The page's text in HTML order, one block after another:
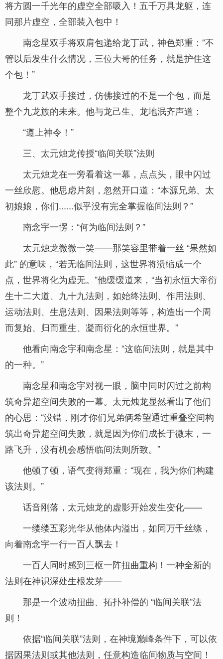
将方圆一千光年的虚空全部吸入！五千万具龙躯，连
同那片虚空，全部装入包中！
南念星双手将双肩包递给龙丁武，神色郑重：“不
管以后发生什么情况，三位大哥的任务，就是护住这
个包！”
龙丁武双手接过，仿佛接过的不是一个包，而是
整个九龙族的未来。他与龙己生、龙地泯齐声道：
“遵上神令！”
三、太元烛龙传授“临间关联”法则
太元烛龙在一旁看着这一幕，点点头，眼中闪过
一丝欣慰。他思虑片刻，忽然开口道：“本源兄弟、太
初娘娘，你们......似乎没有完全掌握临间法则？”
南念宇一愣：“何为临间法则？”
太元烛龙微微一笑——那笑容里带着一丝 “果然如
此” 的意味，“若无临间法则，这世界将溃缩成一个
点，世界将化为虚无。”他缓缓道来，“当初永恒大帝衍
生十二大道、九十九法则，如始终法则、作用法则、
运动法则、生息法则、因果法则等等，构造出一个周
而复始、归而重生、凝而衍化的永恒世界。”
他看向南念宇和南念星：“这临间法则，就是其中
的一种。”
南念星和南念宇对视一眼，脑中同时闪过之前构
筑奇异超空间失败的一幕。太元烛龙显然看出了他们
的心思：“没错，刚才你们兄弟俩希望通过重叠空间构
筑出奇异超空间失败，就是因为你们成长于微末，一
路飞升，没有机会感悟临间法则所致。”
他顿了顿，语气变得郑重：“现在，我为你们构建
该法则。”
话音刚落，太元烛龙的虚影开始发生变化——
一缕缕五彩光华从他体内溢出，如同万千丝绦，
向着南念宇一行一百人飘去！
一百人同时感到三枢一阵扭曲重构！一种全新的
法则在神识深处生根发芽——
那是一个波动扭曲、拓扑补偿的 “临间关联”法
则！
依据“临间关联”法则，在神境巅峰条件下，可以依
据因果法则或其他法则，任意构造临间物质与空间！